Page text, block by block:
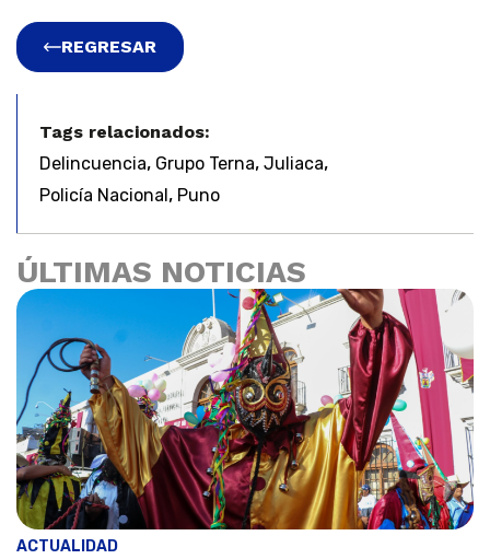
REGRESAR
Tags relacionados:
Delincuencia, Grupo Terna, Juliaca,
Policía Nacional, Puno
ÚLTIMAS NOTICIAS
ACTUALIDAD